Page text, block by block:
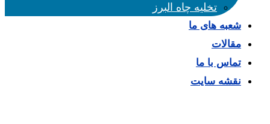
تخلیه چاه البرز
شعبه های ما
مقالات
تماس با ما
نقشه سایت